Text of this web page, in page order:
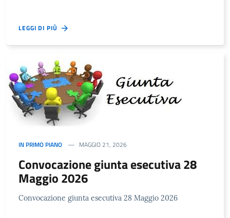
LEGGI DI PIÙ
IN PRIMO PIANO MAGGIO 21, 2026
Convocazione giunta esecutiva 28
Maggio 2026
Convocazione giunta esecutiva 28 Maggio 2026